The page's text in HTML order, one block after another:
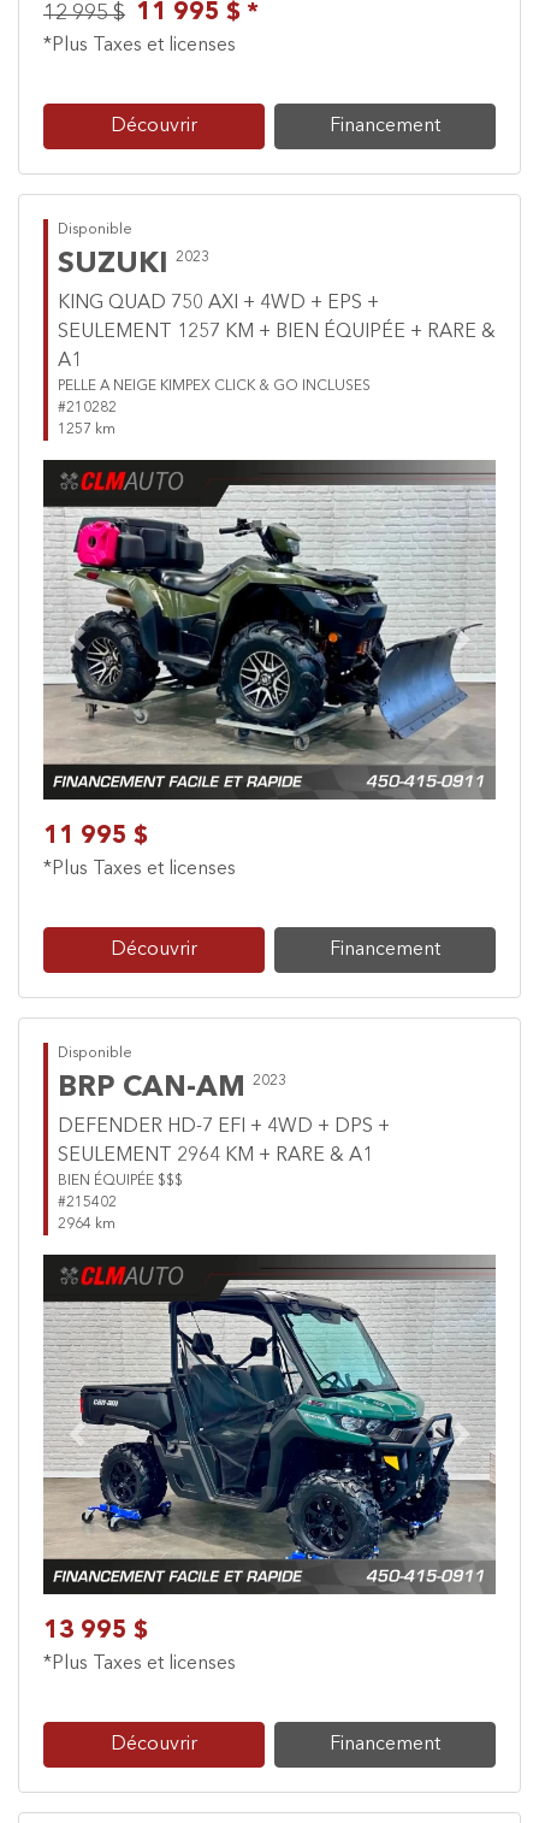
12 995 $ 11 995 $ *
*Plus Taxes et licenses
Découvrir Financement
Disponible
SUZUKI 2023
KING QUAD 750 AXI + 4WD + EPS +
SEULEMENT 1257 KM + BIEN ÉQUIPÉE + RARE &
A1
PELLE A NEIGE KIMPEX CLICK & GO INCLUSES
#210282
1257 km
Previous Next
11 995 $
*Plus Taxes et licenses
Découvrir Financement
Disponible
BRP CAN-AM 2023
DEFENDER HD-7 EFI + 4WD + DPS +
SEULEMENT 2964 KM + RARE & A1
BIEN ÉQUIPÉE $$$
#215402
2964 km
Previous Next
13 995 $
*Plus Taxes et licenses
Découvrir Financement